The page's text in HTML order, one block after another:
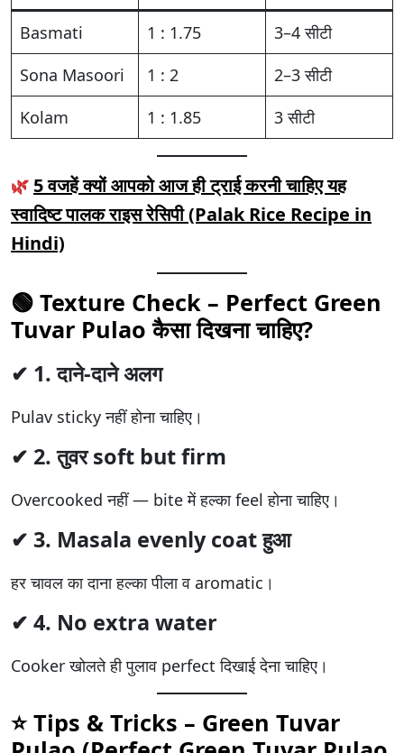
Basmati 1 : 1.75
3–4 सीटी
Sona Masoori
1 : 2
2–3 सीटी
Kolam
1 : 1.85 3 सीटी
🌿 5 वजहें क्यों आपको आज ही ट्राई करनी चाहिए यह
स्वादिष्ट पालक राइस रेसिपी (Palak Rice Recipe in
Hindi)
🟢 Texture Check – Perfect Green
Tuvar Pulao कैसा दिखना चाहिए?
✔ 1. दाने-दाने अलग
Pulav sticky नहीं होना चाहिए।
✔ 2. तुवर soft but firm
Overcooked नहीं — bite में हल्का feel होना चाहिए।
✔ 3. Masala evenly coat हुआ
हर चावल का दाना हल्का पीला व aromatic।
✔ 4. No extra water
Cooker खोलते ही पुलाव perfect दिखाई देना चाहिए।
⭐Tips & Tricks – Green Tuvar